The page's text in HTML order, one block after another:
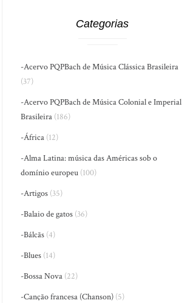
Categorias
-Acervo PQPBach de Música Clássica Brasileira
(37)
-Acervo PQPBach de Música Colonial e Imperial
Brasileira (186)
-África (12)
-Alma Latina: música das Américas sob o
domínio europeu (100)
-Artigos (35)
-Balaio de gatos (36)
-Bálcãs (4)
-Blues (14)
-Bossa Nova (22)
-Canção francesa (Chanson) (5)